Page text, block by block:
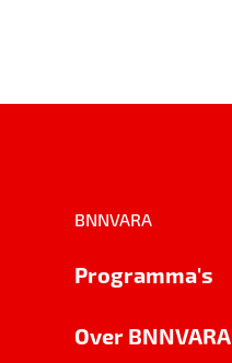
BNNVARA
Programma's
Over BNNVARA